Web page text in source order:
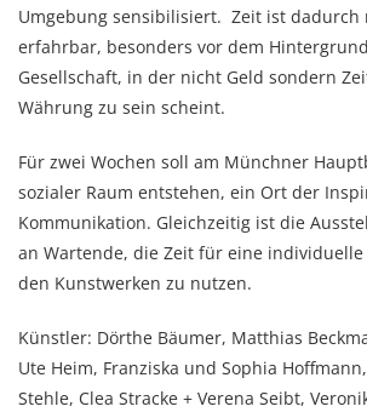
Umgebung sensibilisiert. Zeit ist dadurch
erfahrbar, besonders vor dem
Gesellschaft, in der nicht Geld sondern
Währung zu sein scheint.
Für zwei Wochen soll am Münchner
sozialer Raum entstehen, ein Ort der
Kommunikation. Gleichzeitig ist die
an Wartende, die Zeit für eine
den Kunstwerken zu nutzen.
Künstler: Dörthe Bäumer, Matthias
Ute Heim, Franziska und Sophia
Stehle, Clea Stracke + Verena Seibt,